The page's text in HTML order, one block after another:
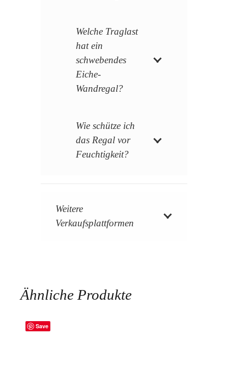
Welche Traglast
hat ein
schwebendes
Eiche-
Wandregal?
Wie schütze ich
das Regal vor
Feuchtigkeit?
Weitere
Verkaufsplattformen
Ähnliche Produkte
Save